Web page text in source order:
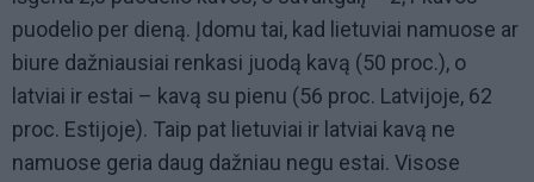
puodelio per dieną. Įdomu tai, kad lietuviai namuose ar
biure dažniausiai renkasi juodą kavą (50 proc.), o
latviai ir estai – kavą su pienu (56 proc. Latvijoje, 62
proc. Estijoje). Taip pat lietuviai ir latviai kavą ne
namuose geria daug dažniau negu estai. Visose